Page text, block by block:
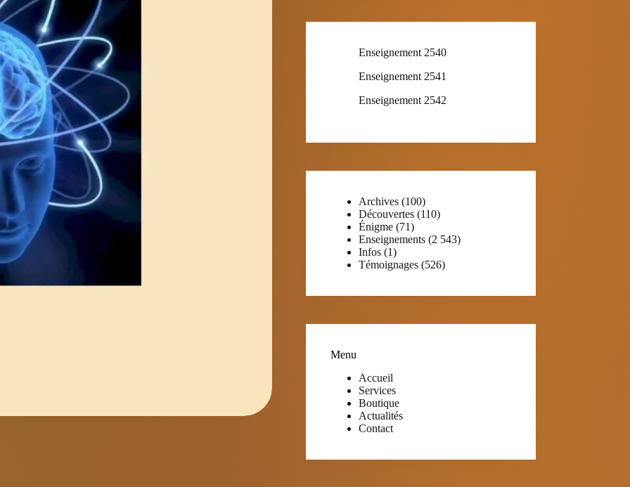
Enseignement 2540
Enseignement 2541
Enseignement 2542
Archives (100)
Découvertes (110)
Énigme (71)
Enseignements (2 543)
Infos (1)
Témoignages (526)
Menu
Accueil
Services
Boutique
Actualités
Contact